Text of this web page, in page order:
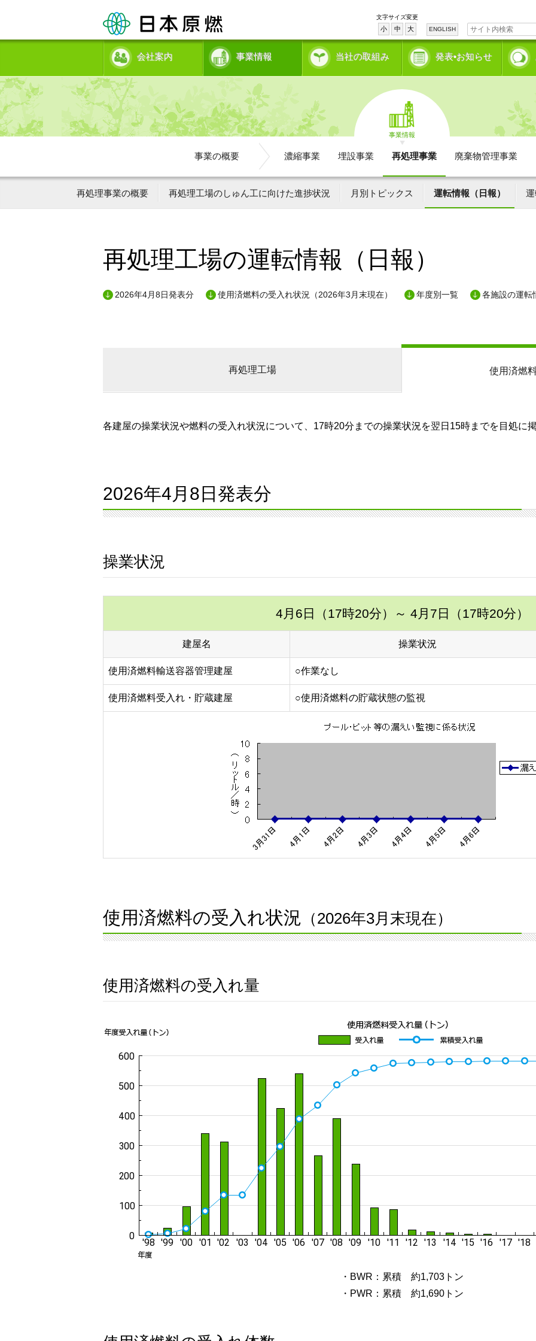
文字サイズ変更
小 中 大 ENGLISH
会社案内 事業情報 当社の取組み 発表•お知らせ
事業情報
事業の概要 濃縮事業 埋設事業 再処理事業 廃棄物管理事業
再処理事業の概要 再処理工場のしゅん工に向けた進捗状況 月別トピックス 運転情報（日報）
再処理工場の運転情報（日報）
2026年4月8日発表分 使用済燃料の受入れ状況（2026年3月末現在） 年度別一覧 各施設の運転
再処理工場 使用済燃
各建屋の操業状況や燃料の受入れ状況について、17時20分までの操業状況を翌日15時までを目処に
2026年4月8日発表分
操業状況
4月6日（17時20分） ～ 4月7日（17時20分）
建屋名 操業状況
使用済燃料輸送容器管理建屋 ○作業なし
使用済燃料受入れ・貯蔵建屋 ○使用済燃料の貯蔵状態の監視
使用済燃料の受入れ状況 （2026年3月末現在）
使用済燃料の受入れ量
・BWR：累積 約1,703トン
・PWR：累積 約1,690トン